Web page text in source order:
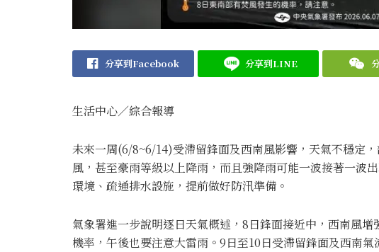
分享到Facebook 分享到LINE
生活中心／綜合報導
未來一周(6/8~6/14)受滯留鋒面及西南風影響，天氣不穩定
風，甚至豪雨等級以上降雨，而且強降雨可能一波接著一波
環境、疏通排水設施，提前做好防汛準備。
氣象署進一步說明逐日天氣概述，8日鋒面接近中，西南風
機率，午後也要注意大雷雨。9日至10日受滯留鋒面及西南